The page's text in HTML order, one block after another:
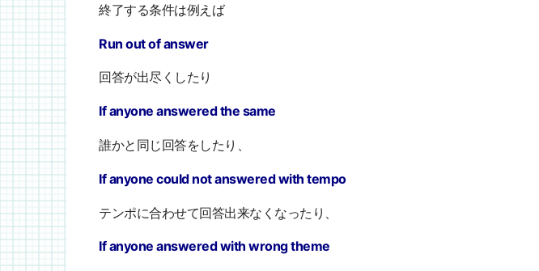
終了する条件は例えば
Run out of answer
回答が出尽くしたり
If anyone answered the same
誰かと同じ回答をしたり、
If anyone could not answered with tempo
テンポに合わせて回答出来なくなったり、
If anyone answered with wrong theme